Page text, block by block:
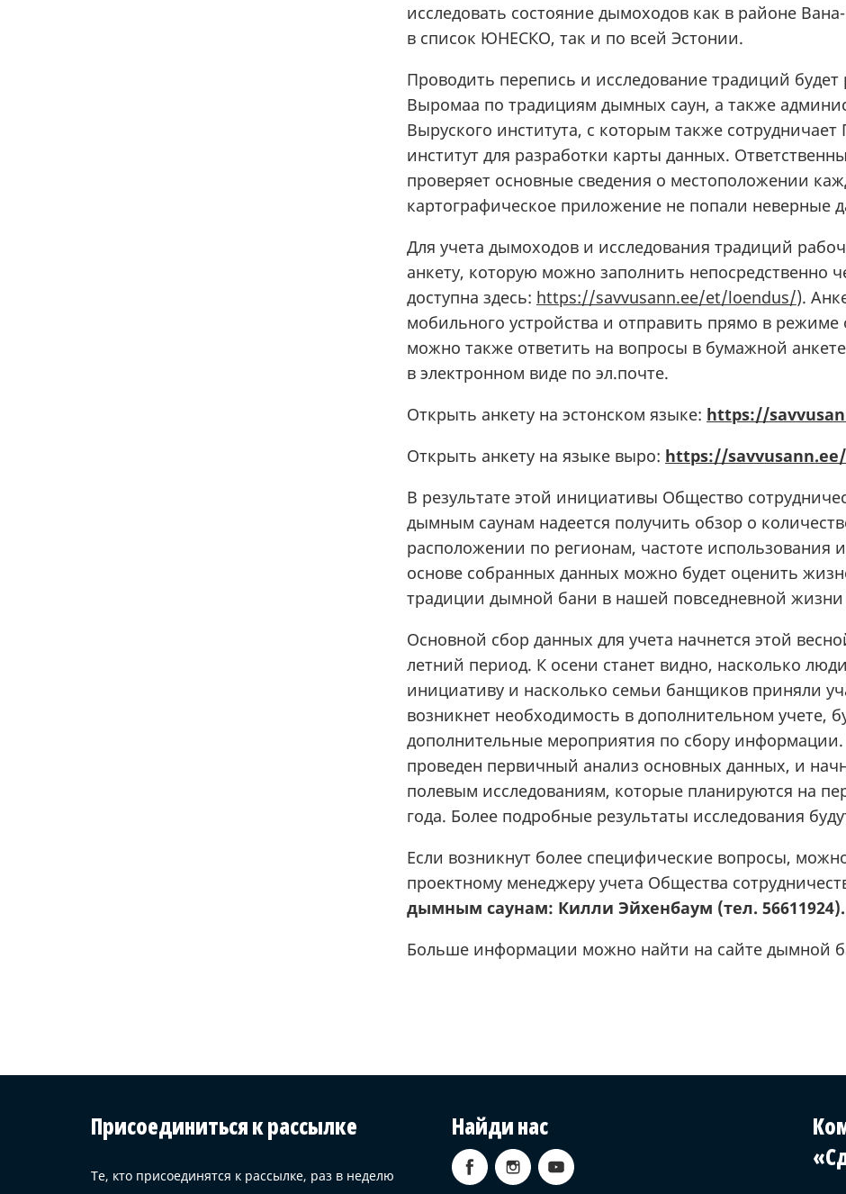
исследовать состояние дымоходов как в районе
в список ЮНЕСКО, так и по всей Эстонии.
Проводить перепись и исследование традиций будет
Выромаа по традициям дымных саун, а также
Выруского института, с которым также сотрудничает
институт для разработки карты данных.
проверяет основные сведения о местоположении
картографическое приложение не попали неверные
Для учета дымоходов и исследования традиций
анкету, которую можно заполнить непосредственно
доступна здесь: https://savvusann.ee/et/loendus/).
мобильного устройства и отправить прямо в
можно также ответить на вопросы в бумажной
в электронном виде по эл.почте.
Открыть анкету на эстонском языке: https://
Открыть анкету на языке выро: https://
В результате этой инициативы Общество
дымным саунам надеется получить обзор о
расположении по регионам, частоте использования
основе собранных данных можно будет оценить
традиции дымной бани в нашей повседневной жизни
Основной сбор данных для учета начнется этой
летний период. К осени станет видно, насколько
инициативу и насколько семьи банщиков приняли
возникнет необходимость в дополнительном учете,
дополнительные мероприятия по сбору информации.
проведен первичный анализ основных данных, и
полевым исследованиям, которые планируются на
года. Более подробные результаты исследования
Если возникнут более специфические вопросы,
проектному менеджеру учета Общества
дымным саунам: Килли Эйхенбаум (тел. 56611924).
Больше информации можно найти на сайте дымной
Присоединиться к рассылке
Те, кто присоединятся к рассылке, раз в неделю
Найди нас